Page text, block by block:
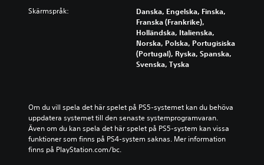
Skärmspråk:
Danska, Engelska, Finska,
Franska (Frankrike),
Holländska, Italienska,
Norska, Polska, Portugisiska
(Portugal), Ryska, Spanska,
Svenska, Tyska
Om du vill spela det här spelet på PS5-systemet kan du behöva
uppdatera systemet till den senaste systemprogramvaran.
Även om du kan spela det här spelet på PS5-system kan vissa
funktioner som finns på PS4-system saknas. Mer information
finns på PlayStation.com/bc.